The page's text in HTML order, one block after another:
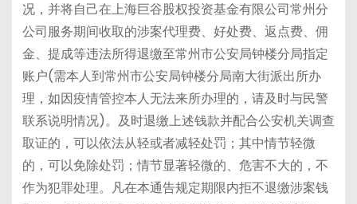
况，并将自己在上海巨谷股权投资基金有限公司常州分
公司服务期间收取的涉案代理费、好处费、返点费、佣
金、提成等违法所得退缴至常州市公安局钟楼分局指定
账户(需本人到常州市公安局钟楼分局南大街派出所办
理，如因疫情管控本人无法来所办理的，请及时与民警
联系说明情况)。及时退缴上述钱款并配合公安机关调查
取证的，可以依法从轻或者减轻处罚；其中情节轻微
的，可以免除处罚；情节显著轻微的、危害不大的，不
作为犯罪处理。凡在本通告规定期限内拒不退缴涉案钱